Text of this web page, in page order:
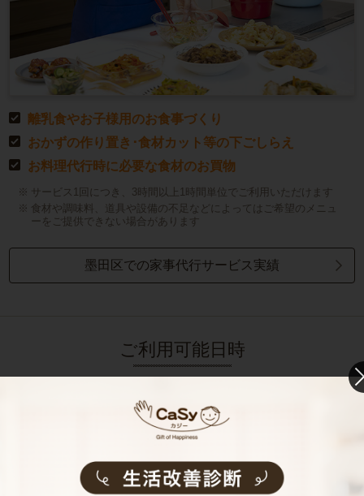
離乳食やお子様用のお食事づくり
おかずの作り置き･食材カット等の下ごしらえ
お料理代行時に必要な食材のお買物
サービス1回につき、3時間以上1時間単位でご利用いただけます
食材や調味料、道具や設備の不足などによってはご希望のメニュ
ーをご提供できない場合があります
墨田区での家事代行サービス実績
ご利用可能日時
利用できる時間帯が広く使いやすい
（12/30～1/3 年末年始休業）